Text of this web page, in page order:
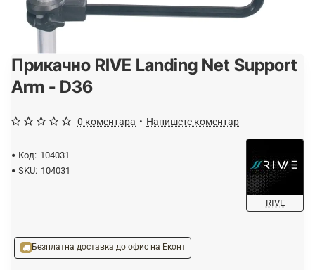
Спрян от производство
Прикачно RIVE Landing Net Support
Arm - D36
Код: 104031
SKU: 104031
RIVE
0 коментара • Напишете коментар
Безплатна доставка до офис на Еконт